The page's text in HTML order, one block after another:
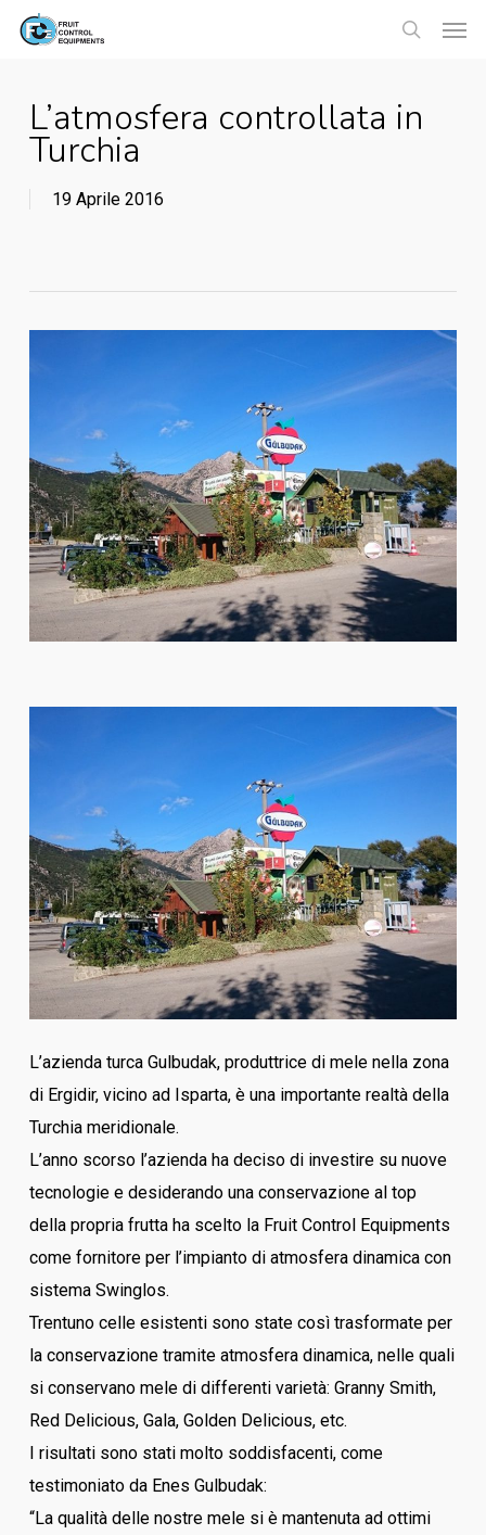
Skip
contentL’atmosfera controllata in
Turchia
19 Aprile 2016
L’azienda turca Gulbudak, produttrice di mele nella zona
di Ergidir, vicino ad Isparta, è una importante realtà della
Turchia meridionale.
L’anno scorso l’azienda ha deciso di investire su nuove
tecnologie e desiderando una conservazione al top
della propria frutta ha scelto la Fruit Control Equipments
come fornitore per l’impianto di atmosfera dinamica con
sistema Swinglos.
Trentuno celle esistenti sono state così trasformate per
la conservazione tramite atmosfera dinamica, nelle quali
si conservano mele di differenti varietà: Granny Smith,
Red Delicious, Gala, Golden Delicious, etc.
I risultati sono stati molto soddisfacenti, come
testimoniato da Enes Gulbudak:
“La qualità delle nostre mele si è mantenuta ad ottimi